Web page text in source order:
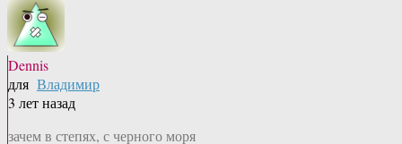
Dennis
для Владимир
3 лет назад
зачем в степях, с черного моря